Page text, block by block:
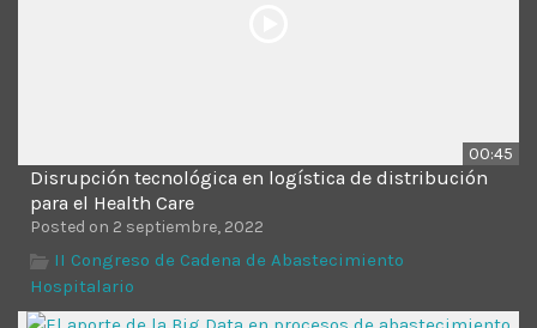
00:45
Disrupción tecnológica en logística de distribución
para el Health Care
Posted on 2 septiembre, 2022
II Congreso de Cadena de Abastecimiento
Hospitalario